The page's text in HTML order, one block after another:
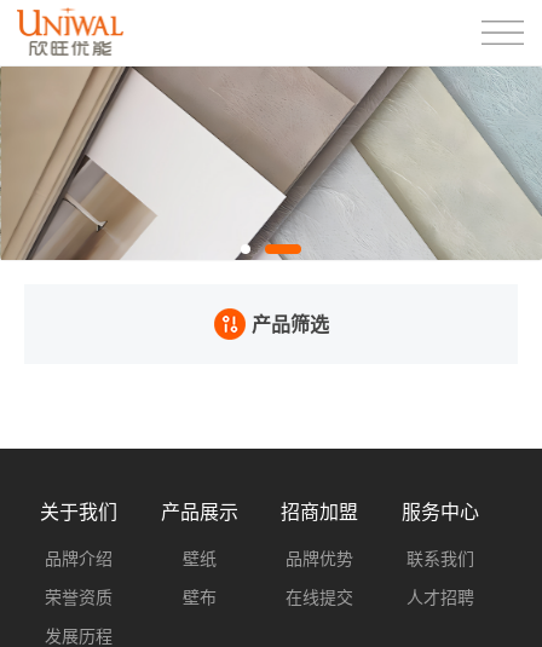
产品筛选
关于我们
品牌介绍
荣誉资质
发展历程
产品展示
壁纸
壁布
招商加盟
品牌优势
在线提交
服务中心
联系我们
人才招聘